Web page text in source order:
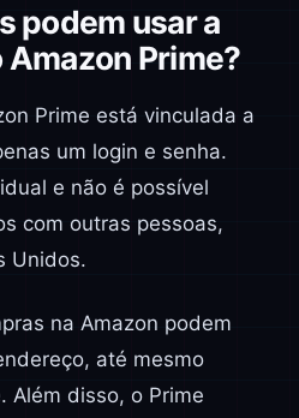
podem usar a
Prime?
Prime está vinculada a
um login e senha.
e não é possível
com outras pessoas,
Unidos.
na Amazon podem
até mesmo
Além disso, o Prime